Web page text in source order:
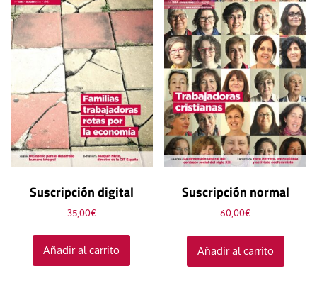
Suscripción digital
35,00€
Añadir al carrito
Suscripción normal
60,00€
Añadir al carrito